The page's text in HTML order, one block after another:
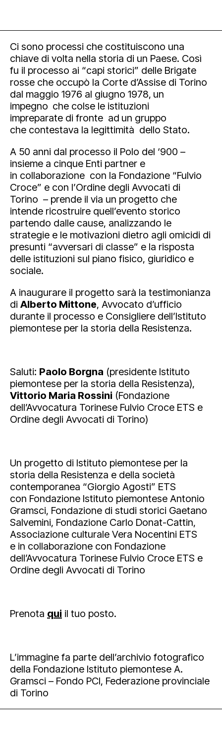
Ci sono processi che costituiscono una
chiave di volta nella storia di un Paese. Così
fu il processo ai “capi storici” delle Brigate
rosse che occupò la Corte d’Assise di Torino
dal maggio 1976 al giugno 1978, un
impegno che colse le istituzioni
impreparate di fronte ad un gruppo
che contestava la legittimità dello Stato.
A 50 anni dal processo il Polo del ‘900 –
insieme a cinque Enti partner e
in collaborazione con la Fondazione “Fulvio
Croce” e con l’Ordine degli Avvocati di
Torino – prende il via un progetto che
intende ricostruire quell’evento storico
partendo dalle cause, analizzando le
strategie e le motivazioni dietro agli omicidi di
presunti “avversari di classe” e la risposta
delle istituzioni sul piano fisico, giuridico e
sociale.
A inaugurare il progetto sarà la testimonianza
di Alberto Mittone, Avvocato d’ufficio
durante il processo e Consigliere dell’Istituto
piemontese per la storia della Resistenza.
Saluti: Paolo Borgna (presidente Istituto
piemontese per la storia della Resistenza),
Vittorio Maria Rossini (Fondazione
dell’Avvocatura Torinese Fulvio Croce ETS e
Ordine degli Avvocati di Torino)
Un progetto di Istituto piemontese per la
storia della Resistenza e della società
contemporanea “Giorgio Agosti” ETS
con Fondazione Istituto piemontese Antonio
Gramsci, Fondazione di studi storici Gaetano
Salvemini, Fondazione Carlo Donat-Cattin,
Associazione culturale Vera Nocentini ETS
e in collaborazione con Fondazione
dell’Avvocatura Torinese Fulvio Croce ETS e
Ordine degli Avvocati di Torino
Prenota qui il tuo posto.
L’immagine fa parte dell’archivio fotografico
della Fondazione Istituto piemontese A.
Gramsci – Fondo PCI, Federazione provinciale
di Torino